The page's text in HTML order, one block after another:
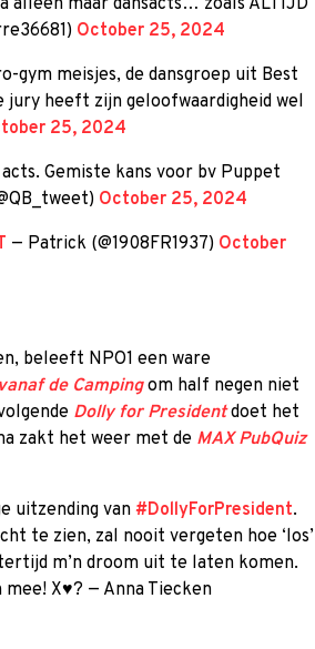
alleen maar dansacts… zoals ALTIJD
October 25, 2024
gym meisjes, de dansgroep uit Best
jury heeft zijn geloofwaardigheid wel
25, 2024
Gemiste kans voor bv Puppet
October 25, 2024
— Patrick (@1908FR1937) October
beleeft NPO1 een ware
de Campingom half negen niet
Dolly for Presidentdoet het
zakt het weer met de MAX PubQuiz
uitzending van#DollyForPresident.
te zien, zal nooit vergeten hoe ‘los’
m’n droom uit te laten komen.
X♥? — Anna Tiecken